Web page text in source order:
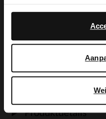
individuelle Note.
hoch. Als
Carbon Pro-Spray
Produktdetails
English